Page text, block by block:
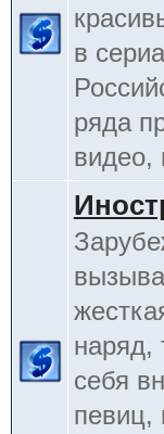
в
ряда
видео,
наряд,
себя
певиц,